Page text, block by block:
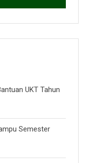
UKT Tahun
Semester